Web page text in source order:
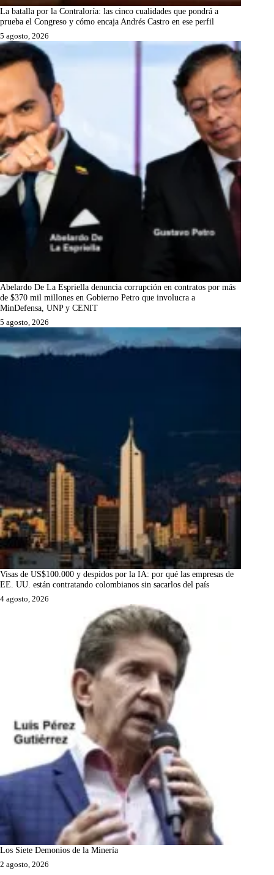
La batalla por la Contraloría: las cinco cualidades que pondrá a
prueba el Congreso y cómo encaja Andrés Castro en ese perfil
5 agosto, 2026
Abelardo De La Espriella denuncia corrupción en contratos por más
de $370 mil millones en Gobierno Petro que involucra a
MinDefensa, UNP y CENIT
5 agosto, 2026
Visas de US$100.000 y despidos por la IA: por qué las empresas de
EE. UU. están contratando colombianos sin sacarlos del país
4 agosto, 2026
Los Siete Demonios de la Minería
2 agosto, 2026